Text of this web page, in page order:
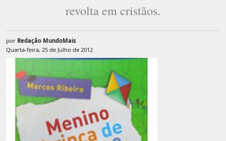
revolta em cristãos.
por Redação MundoMais
Quarta-feira, 25 de Julho de 2012